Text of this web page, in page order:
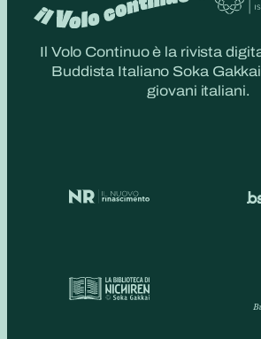
Il Volo Continuo è la rivista
Buddista Italiano Soka
giovani italiani.